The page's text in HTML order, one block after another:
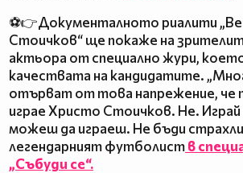
⚽👉Документалното риалити
Стоичков“ ще покаже на
актьора от специално жури,
качествата на кандидатите.
отърват от това напрежение, че
играе Христо Стоичков. Не.
можеш да играеш. Не бъди
легендарният футболиств
„Събуди се“.